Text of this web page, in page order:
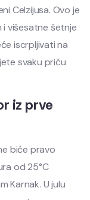
Celzijusa. Ovo je
višesatne šetnje
iscrpljivati na
svaku priču
iz prve
biće pravo
od 25°C
Karnak. U julu